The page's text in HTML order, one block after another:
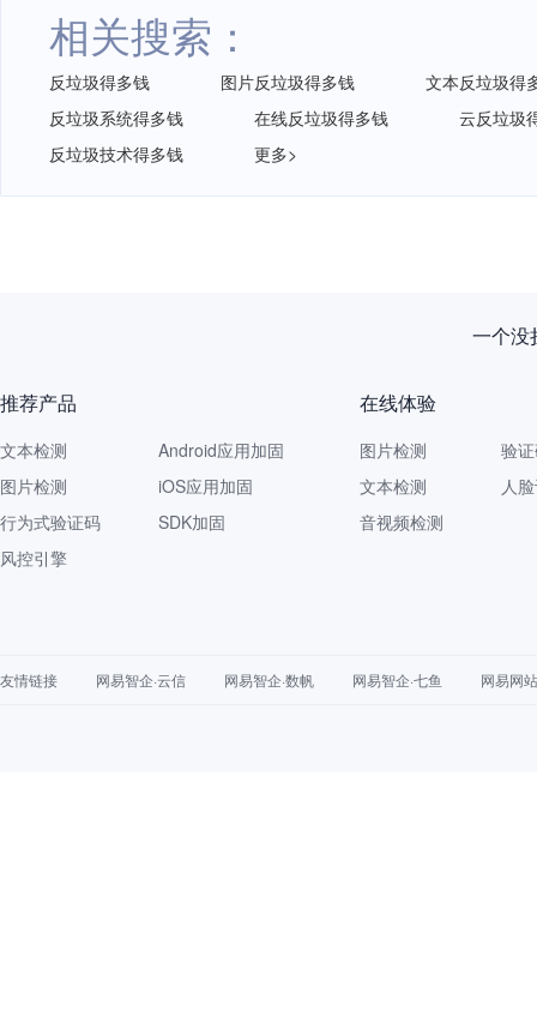
相关搜索：
反垃圾得多钱 图片反垃圾得多钱
文本反垃圾得
反垃圾系统得多钱
在线反垃圾得多钱
云反垃圾
反垃圾技术得多钱
更多>
一个没
推荐产品
文本检测
图片检测
行为式验证码
风控引擎
Android应用加固
iOS应用加固
SDK加固
在线体验
图片检测
文本检测
音视频检测
验
人
友情链接 网易智企·云信 网易智企·数帆 网易智企·七鱼 网易网